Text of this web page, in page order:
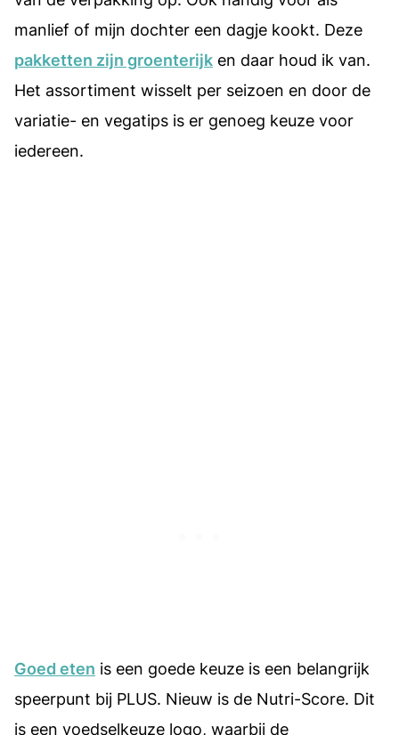
manlief of mijn dochter een dagje kookt. Deze
pakketten zijn groenterijk en daar houd ik van.
Het assortiment wisselt per seizoen en door de
variatie- en vegatips is er genoeg keuze voor
iedereen.
Goed eten is een goede keuze is een belangrijk
speerpunt bij PLUS. Nieuw is de Nutri-Score. Dit
is een voedselkeuze logo, waarbij de